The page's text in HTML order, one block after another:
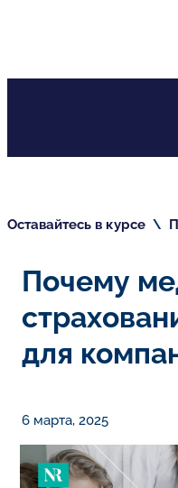
Оставайтесь в курсе \
Почему
для
6 марта, 2025